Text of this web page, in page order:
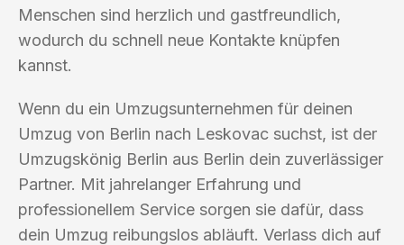
Menschen sind herzlich und gastfreundlich,
wodurch du schnell neue Kontakte knüpfen
kannst.
Wenn du ein Umzugsunternehmen für deinen
Umzug von Berlin nach Leskovac suchst, ist der
Umzugskönig Berlin aus Berlin dein zuverlässiger
Partner. Mit jahrelanger Erfahrung und
professionellem Service sorgen sie dafür, dass
dein Umzug reibungslos abläuft. Verlass dich auf